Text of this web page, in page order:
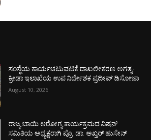
ಸಂಸ್ಥೆಯ ಕಾರ್ಯಚಟುವಟಿಕೆ ದಾಖಲೀಕರಣ ಅಗತ್ಯ-
ಕ್ರೀಡಾ ಇಲಾಖೆಯ ಉಪ ನಿರ್ದೇಶಕ ಪ್ರದೀಪ್ ಡಿಸೋಜಾ
August 10, 2026
ರಾಜ್ಯ ಬಾಯಿ ಆರೋಗ್ಯ ಕಾರ್ಯಕ್ರಮದ ವಿಷನ್
ಸಮಿತಿಯ ಅಧ್ಯಕ್ಷರಾಗಿ ಪ್ರೊ. ಡಾ. ಅಖ್ತರ್ ಹುಸೇನ್